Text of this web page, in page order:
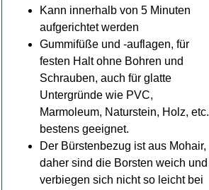
Kann innerhalb von 5 Minuten
aufgerichtet werden
Gummifüße und -auflagen, für
festen Halt ohne Bohren und
Schrauben, auch für glatte
Untergründe wie PVC,
Marmoleum, Naturstein, Holz, etc.
bestens geeignet.
Der Bürstenbezug ist aus Mohair,
daher sind die Borsten weich und
verbiegen sich nicht so leicht bei